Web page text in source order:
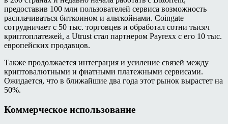
предоставив 100 млн пользователей сервиса возможность
расплачиваться биткоином и альткойнами. Coingate
сотрудничает с 50 тыс. торговцев и обработал сотни тысяч
криптоплатежей, а Utrust стал партнером Payrexx с его 10 тыс.
европейских продавцов.
Также продолжается интеграция и усиление связей между
криптовалютными и фиатными платежными сервисами.
Ожидается, что в ближайшие два года этот рынок вырастет на
50%.
Коммерческое использование